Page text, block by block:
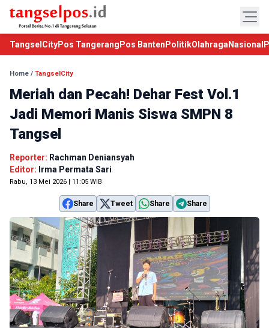
TangselCityPos Tangerang Pos Banten PolitikOlahraga Nasional
Home / TangselCity
Meriah dan Pecah! Dehar Fest Vol.1
Jadi Memori Manis Siswa SMPN 8
Tangsel
Reporter: Rachman Deniansyah
Editor: Irma Permata Sari
Rabu, 13 Mei 2026 | 11:05 WIB
Share Tweet Share Share